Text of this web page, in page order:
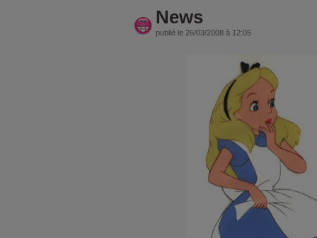
News
publié le 26/03/2008 à 12:05